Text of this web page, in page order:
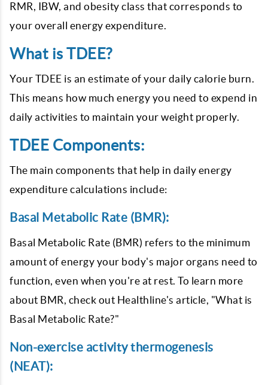
RMR, IBW, and obesity class that corresponds to
your overall energy expenditure.
What is TDEE?
Your TDEE is an estimate of your daily calorie burn.
This means how much energy you need to expend in
daily activities to maintain your weight properly.
TDEE Components:
The main components that help in daily energy
expenditure calculations include:
Basal Metabolic Rate (BMR):
Basal Metabolic Rate (BMR) refers to the minimum
amount of energy your body's major organs need to
function, even when you're at rest. To learn more
about BMR, check out Healthline's article, "What is
Basal Metabolic Rate?"
Non-exercise activity thermogenesis
(NEAT):